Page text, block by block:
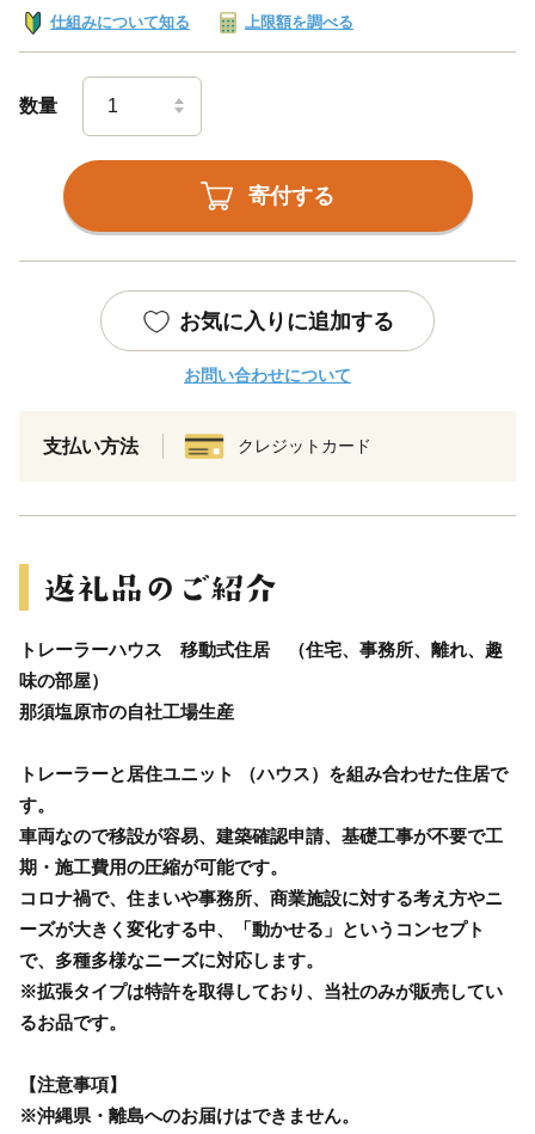
仕組みについて知る 上限額を調べる
数量
寄付する
お気に入りに追加する
お問い合わせについて
支払い方法 クレジットカード
トレーラーハウス 移動式住居 （住宅、事務所、離れ、趣
味の部屋）
那須塩原市の自社工場生産
トレーラーと居住ユニット （ハウス）を組み合わせた住居で
す。
車両なので移設が容易、建築確認申請、基礎工事が不要で工
期・施工費用の圧縮が可能です。
コロナ禍で、住まいや事務所、商業施設に対する考え方やニ
ーズが大きく変化する中、「動かせる」というコンセプト
で、多種多様なニーズに対応します。
※拡張タイプは特許を取得しており、当社のみが販売してい
るお品です。
【注意事項】
※沖縄県・離島へのお届けはできません。